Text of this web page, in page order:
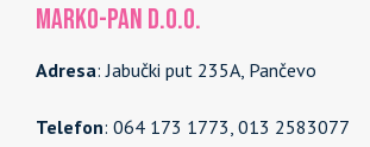
MARKO-PAN d.o.o.
Adresa: Jabučki put 235A, Pančevo
Telefon: 064 173 1773, 013 2583077